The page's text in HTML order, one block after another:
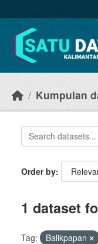
Kumpulan
Order by
1 dataset
Tag: Balikpapan